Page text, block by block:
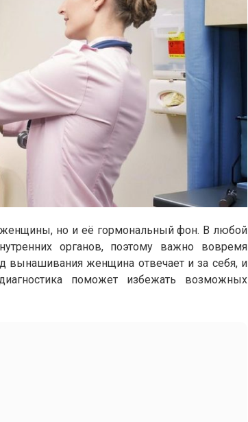
женщины, но и её гормональный фон. В любой
органов, поэтому важно вовремя
вынашивания женщина отвечает и за себя, и
поможет избежать возможных